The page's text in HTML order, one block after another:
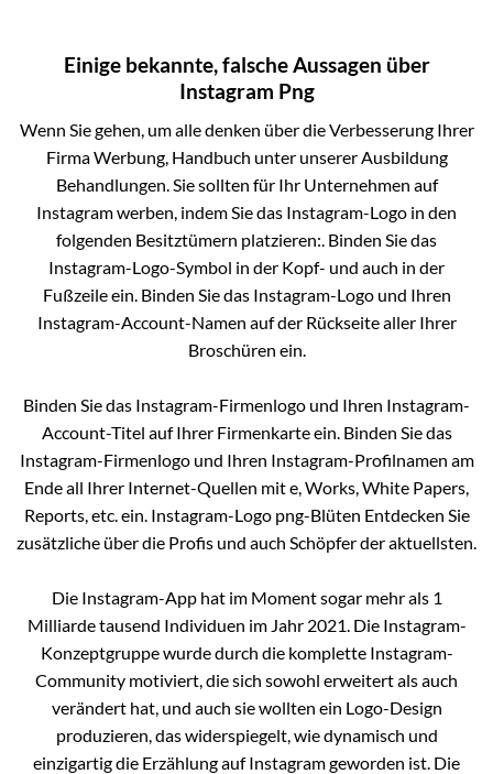
Einige bekannte, falsche Aussagen über
Instagram Png
Wenn Sie gehen, um alle denken über die Verbesserung Ihrer
Firma Werbung, Handbuch unter unserer Ausbildung
Behandlungen. Sie sollten für Ihr Unternehmen auf
Instagram werben, indem Sie das Instagram-Logo in den
folgenden Besitztümern platzieren:. Binden Sie das
Instagram-Logo-Symbol in der Kopf- und auch in der
Fußzeile ein. Binden Sie das Instagram-Logo und Ihren
Instagram-Account-Namen auf der Rückseite aller Ihrer
Broschüren ein.
Binden Sie das Instagram-Firmenlogo und Ihren Instagram-
Account-Titel auf Ihrer Firmenkarte ein. Binden Sie das
Instagram-Firmenlogo und Ihren Instagram-Profilnamen am
Ende all Ihrer Internet-Quellen mit e, Works, White Papers,
Reports, etc. ein. Instagram-Logo png-Blüten Entdecken Sie
zusätzliche über die Profis und auch Schöpfer der aktuellsten.
Die Instagram-App hat im Moment sogar mehr als 1
Milliarde tausend Individuen im Jahr 2021. Die Instagram-
Konzeptgruppe wurde durch die komplette Instagram-
Community motiviert, die sich sowohl erweitert als auch
verändert hat, und auch sie wollten ein Logo-Design
produzieren, das widerspiegelt, wie dynamisch und
einzigartig die Erzählung auf Instagram geworden ist. Die